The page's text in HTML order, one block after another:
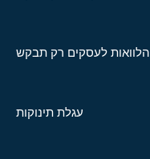
הלוואות לעסקים רק תבקש
עגלת תינוקות